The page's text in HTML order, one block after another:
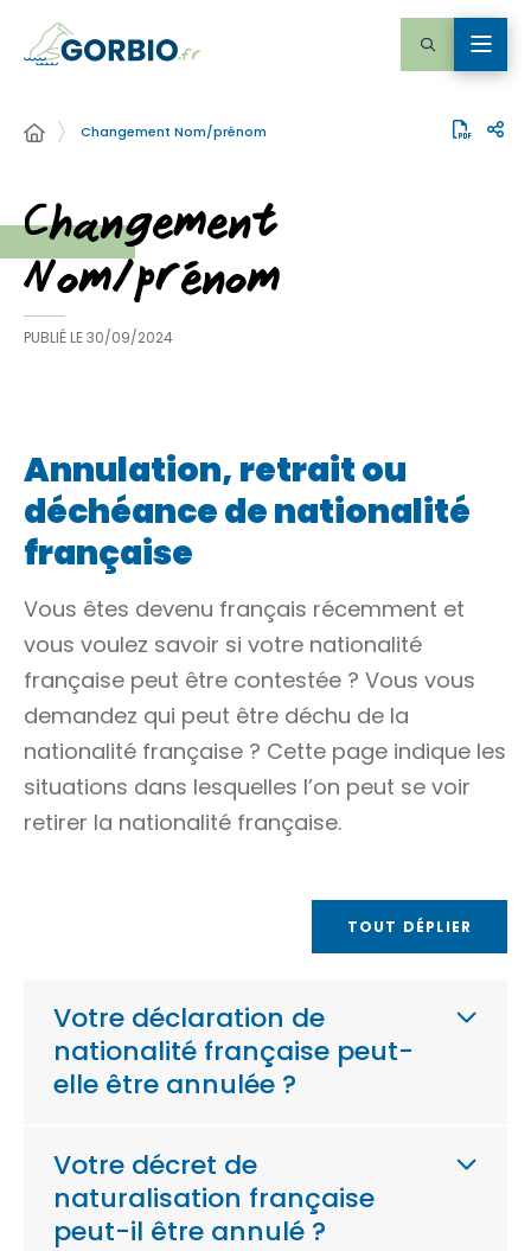
Changement Nom/prénom
Changement
Nom/prénom
PUBLIÉ LE30/09/2024
Annulation, retrait ou
déchéance de nationalité
française
Vous êtes devenu français récemment et
vous voulez savoir si votre nationalité
française peut être contestée ? Vous vous
demandez qui peut être déchu de la
nationalité française ? Cette page indique les
situations dans lesquelles l’on peut se voir
retirer la nationalité française.
TOUT DÉPLIER
Votre déclaration de
nationalité française peut-
elle être annulée ?
Votre décret de
naturalisation française
peut-il être annulé ?